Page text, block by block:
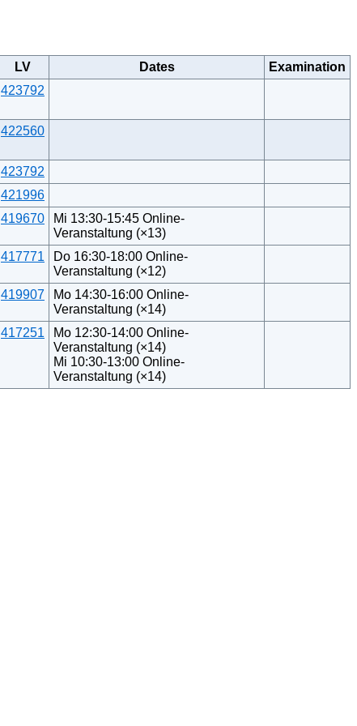
LV Dates
Examination
423792
422560
423792
421996
419670
Mi 13:30-15:45 Online-
Veranstaltung (×13)
417771
Do 16:30-18:00 Online-
Veranstaltung (×12)
419907
Mo 14:30-16:00 Online-
Veranstaltung (×14)
417251
Mo 12:30-14:00 Online-
Veranstaltung (×14)
Mi 10:30-13:00 Online-
Veranstaltung (×14)